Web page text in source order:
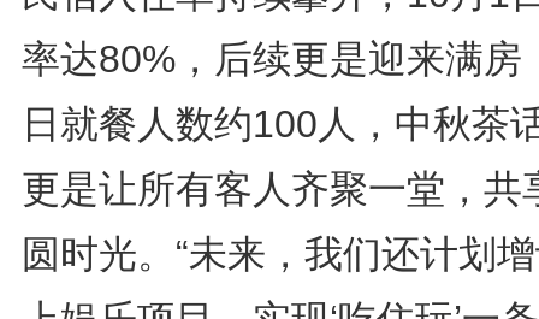
率达80%，后续更是迎来满房
日就餐人数约100人，中秋茶
更是让所有客人齐聚一堂，共
圆时光。“未来，我们还计划